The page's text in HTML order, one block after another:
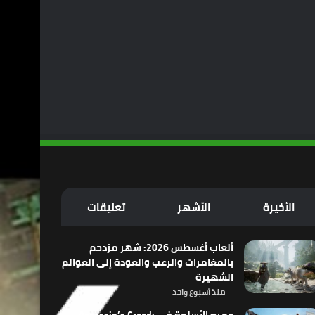
الأخيرة الأشهر تعليقات
ألعاب أغسطس 2026: شهر مزدحم
بالمغامرات والرعب والعودة إلى العوالم
الشهيرة
منذ أسبوع واحد